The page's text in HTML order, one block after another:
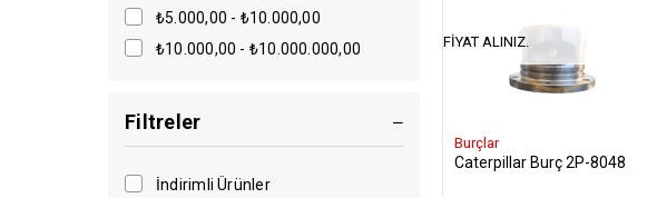
Hitachi
Volvo
Komatsu
Mastaş
Sumitomo
₺5.000,00 - ₺10.000,00
₺10.000,00 - ₺10.000.000,00
Filtreler
İndirimli Ürünler
Burçlar
Caterpillar Burç 2P-8048
FIYAT ALINIZ.